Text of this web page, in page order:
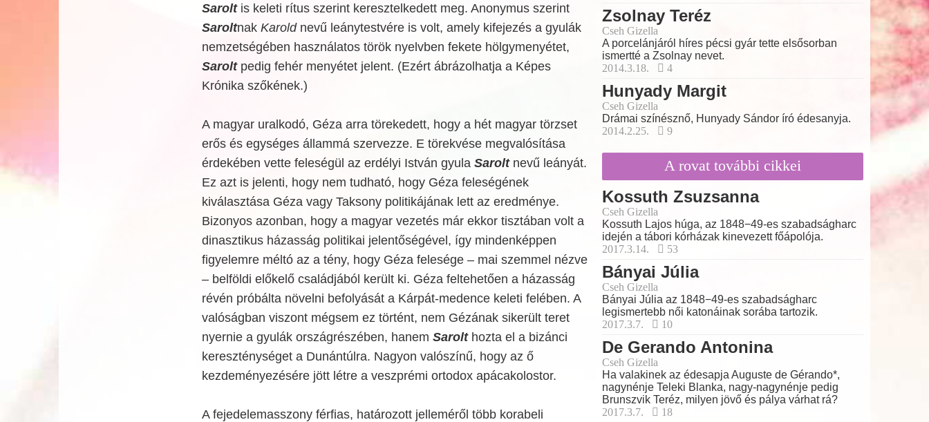
Saroltis keleti rítus szerint keresztelkedett meg. Anonymus szerint
Saroltnak Karoldnevű leánytestvére is volt, amely kifejezés a gyulák
nemzetségében használatos török nyelvben fekete hölgymenyétet,
Saroltpedig fehér menyétet jelent. (Ezért ábrázolhatja a Képes
Krónika szőkének.)
A magyar uralkodó, Géza arra törekedett, hogy a hét magyar törzset
erős és egységes állammá szervezze. E törekvése megvalósítása
érdekében vette feleségül az erdélyi István gyula Saroltnevű leányát.
Ez azt is jelenti, hogy nem tudható, hogy Géza feleségének
kiválasztása Géza vagy Taksony politikájának lett az eredménye.
Bizonyos azonban, hogy a magyar vezetés már ekkor tisztában volt a
dinasztikus házasság politikai jelentőségével, így mindenképpen
figyelemre méltó az a tény, hogy Géza felesége – mai szemmel nézve
– belföldi előkelő családjából került ki. Géza feltehetően a házasság
révén próbálta növelni befolyását a Kárpát-medence keleti felében. A
valóságban viszont mégsem ez történt, nem Gézának sikerült teret
nyernie a gyulák országrészében, hanem Sarolthozta el a bizánci
kereszténységet a Dunántúlra. Nagyon valószínű, hogy az ő
kezdeményezésére jött létre a veszprémi ortodox apácakolostor.
A fejedelemasszony férfias, határozott jelleméről több korabeli
Zsolnay Teréz
Cseh Gizella
A porcelánjáról híres pécsi gyár tette elsősorban
ismertté a Zsolnay nevet.
2014.3.18.
4
Hunyady Margit
Cseh Gizella
Drámai színésznő, Hunyady Sándor író édesanyja.
2014.2.25.
9
A rovat további cikkei
Kossuth Zsuzsanna
Cseh Gizella
Kossuth Lajos húga, az 1848−49-es szabadságharc
idején a tábori kórházak kinevezett főápolója.
2017.3.14.
53
Bányai Júlia
Cseh Gizella
Bányai Júlia az 1848−49-es szabadságharc
legismertebb női katonáinak sorába tartozik.
2017.3.7.
10
De Gerando Antonina
Cseh Gizella
Ha valakinek az édesapja Auguste de Gérando*,
nagynénje Teleki Blanka, nagy-nagynénje pedig
Brunszvik Teréz, milyen jövő és pálya várhat rá?
2017.3.7.
18